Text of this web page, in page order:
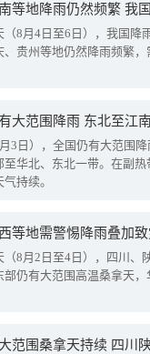
等地降雨仍然频繁 我
（8月4日至6日），我国降
、贵州等地仍然降雨频繁
大范围降雨 东北至江
3日），全国仍有大范围
至华北、东北一带。在副
持续。
（8月2日至4日），四川、
部仍有大范围高温桑拿天，
范围桑拿天持续 四川